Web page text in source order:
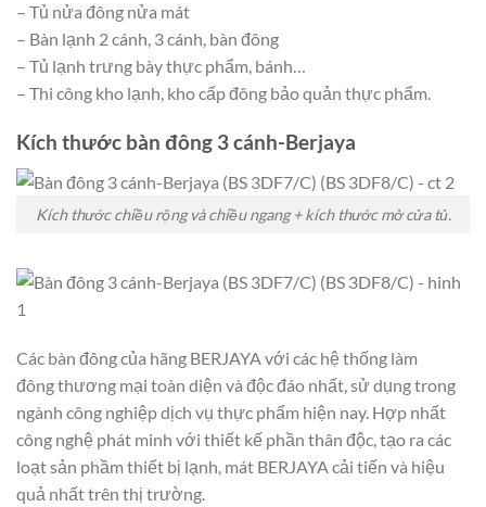
– Tủ nửa đông nửa mát
– Bàn lạnh 2 cánh, 3 cánh, bàn đông
– Tủ lạnh trưng bày thực phẩm, bánh…
– Thi công kho lạnh, kho cấp đông bảo quản thực phẩm.
Kích thước bàn đông 3 cánh-Berjaya
Kích thước chiều rộng và chiều ngang + kích thước mở cửa tủ.
Các bàn đông của hãng BERJAYA với các hệ thống làm
đông thương mại toàn diện và độc đáo nhất, sử dụng trong
ngành công nghiệp dịch vụ thực phẩm hiện nay. Hợp nhất
công nghệ phát minh với thiết kế phần thân độc, tạo ra các
loạt sản phầm thiết bị lạnh, mát BERJAYA cải tiến và hiệu
quả nhất trên thị trường.